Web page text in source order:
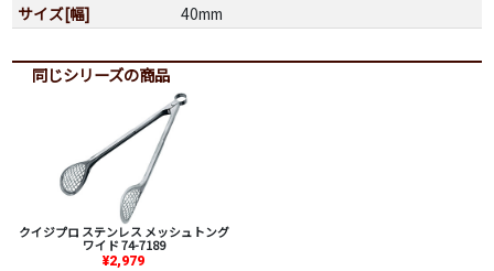
サイズ[幅]
40mm
同じシリーズの商品
クイジプロ ステンレス メッシュトング
ワイド 74-7189
¥2,979